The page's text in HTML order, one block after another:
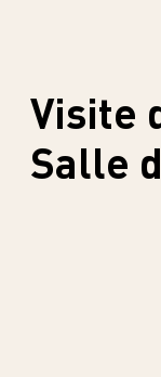
Visite
Salle